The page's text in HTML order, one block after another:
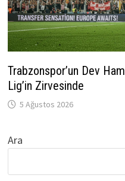
Trabzonspor’un Dev
Lig’in Zirvesinde
5 Ağustos 2026
Ara